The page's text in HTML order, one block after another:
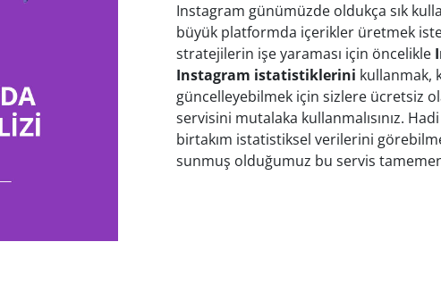
Instagram günümüzde oldukça sık
büyük platformda içerikler üretmek
stratejilerin işe yaraması için öncelikle
Instagram istatistiklerini kullanmak,
güncelleyebilmek için sizlere ücretsiz
servisini mutalaka kullanmalısınız.
birtakım istatistiksel verilerini
sunmuş olduğumuz bu servis